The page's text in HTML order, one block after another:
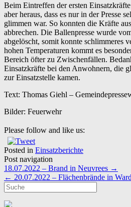
Beim Eintreffen der ersten
aber heraus, dass es nur in der Presse
glimmen war. So konnten die Kräfte
abbrechen. Die Ballenpresse wurde
abgelöscht, somit konnte schlimmeres
hohen Temperaturen kommt es
Bereich öfter zu Zwischenfällen.
Einsatzkräfte bei den Anwohnern, die
zur Einsatzstelle kamen.
Text: Thomas Giehl –
Bilder: Feuerwehr
Please follow and like us:
Posted in Einsatzberichte
Post navigation
18.07.2022 – Brand in Neuvrees →
← 20.07.2022 – Flächenbrände in